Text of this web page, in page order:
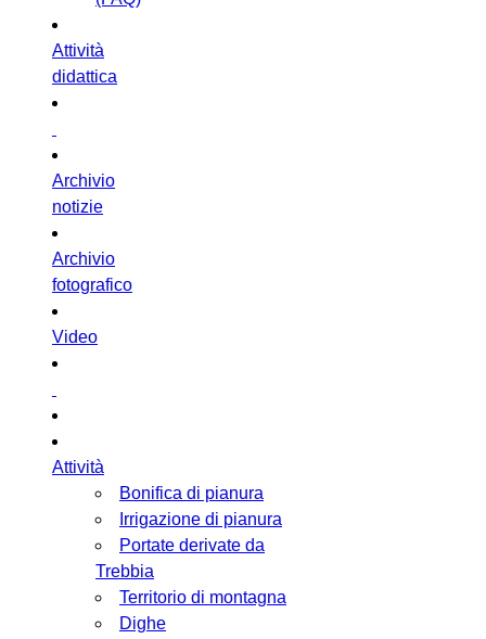
Attività
didattica
Archivio
notizie
Archivio
fotografico
Video
Attività
Bonifica di pianura
Irrigazione di pianura
Portate derivate da
Trebbia
Territorio di montagna
Dighe